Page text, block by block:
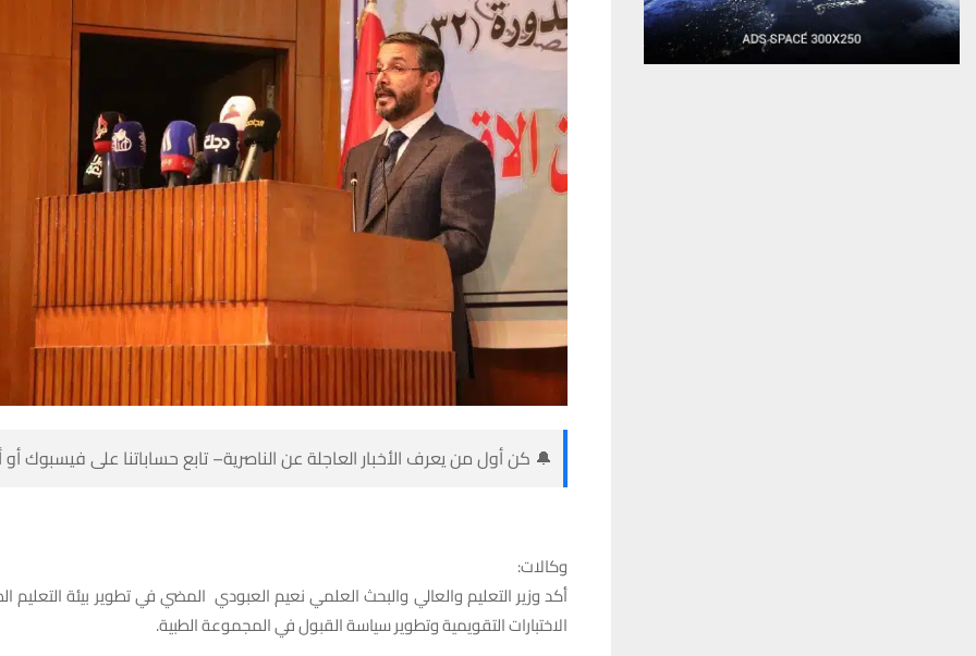
🔔 كن أول من يعرف الأخبار العاجلة عن الناصرية– تابع حساباتنا على فيسبوك
وكالات:
أكد وزير التعليم والعالي والبحث العلمي نعيم العبودي المضي في تطوير بيئة التعليم
الاختبارات التقويمية وتطوير سياسة القبول في المجموعة الطبية.